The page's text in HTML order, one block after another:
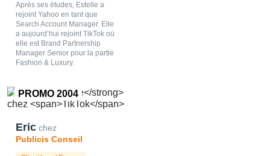
Après ses études, Estelle a
rejoint Yahoo en tant que
Search Account Manager. Elle
a aujourd’hui rejoint TikTok où
elle est Brand Partnership
Manager Senior pour la partie
Fashion & Luxury.
PROMO 2004
Eric chez
Publicis Conseil